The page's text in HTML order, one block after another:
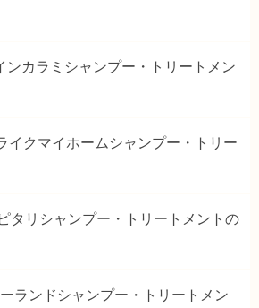
ンカラミシャンプー・トリートメン
イクマイホームシャンプー・トリー
タリシャンプー・トリートメントの
ランドシャンプー・トリートメン